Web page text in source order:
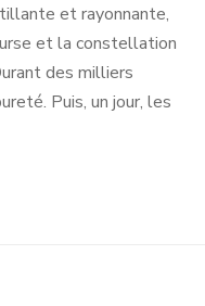
et rayonnante,
et la constellation
des milliers
Puis, un jour, les